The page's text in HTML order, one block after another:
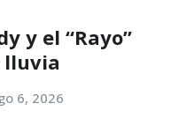
y el “Rayo”
lluvia
6, 2026